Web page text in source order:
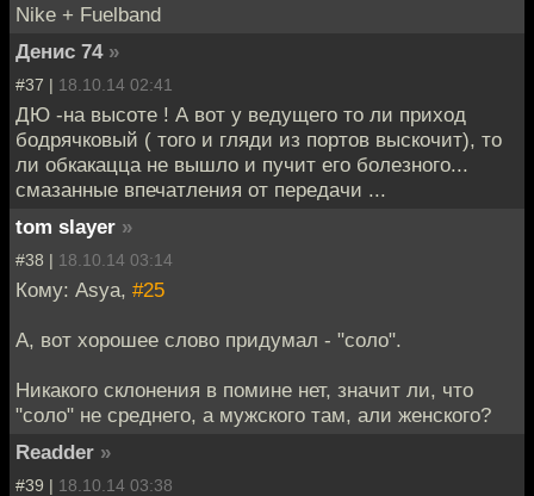
Nike + Fuelband
Денис 74 »
#37 | 18.10.14 02:41
ДЮ -на высоте ! А вот у ведущего то ли приход
бодрячковый ( того и гляди из портов выскочит), то
ли обкакацца не вышло и пучит его болезного...
смазанные впечатления от передачи ...
tom slayer »
#38 | 18.10.14 03:14
Кому: Asya, #25
А, вот хорошее слово придумал - "соло".
Никакого склонения в помине нет, значит ли, что
"соло" не среднего, а мужского там, али женского?
Readder »
#39 | 18.10.14 03:38